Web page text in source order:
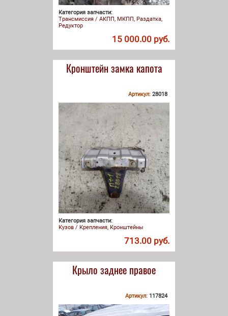
Категория запчасти:
Трансмиссия / АКПП, МКПП, Раздатка,
Редуктор
15 000.00 руб.
Кронштейн замка капота
Артикул: 28018
Категория запчасти:
Кузов / Крепления, Кронштейны
713.00 руб.
Крыло заднее правое
Артикул: 117824